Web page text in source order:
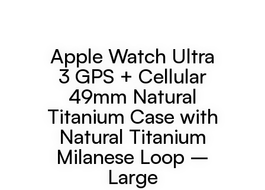
Apple Watch Ultra
3 GPS + Cellular
49mm Natural
Titanium Case with
Natural Titanium
Milanese Loop –
Large